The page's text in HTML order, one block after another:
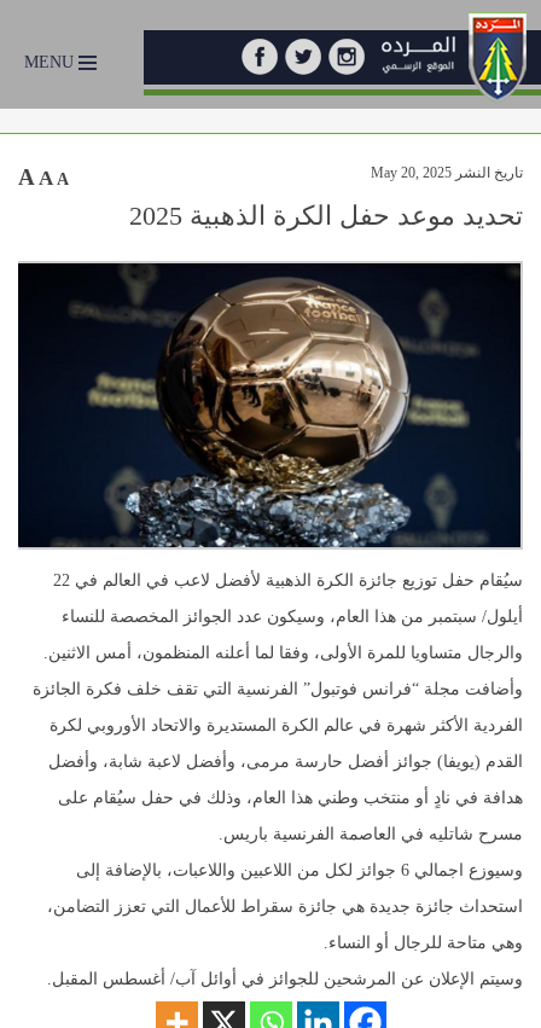
MENU
تاريخ النشر May 20, 2025 A A A
تحديد موعد حفل الكرة الذهبية 2025
سيُقام حفل توزيع جائزة الكرة الذهبية لأفضل لاعب في العالم في 22
أيلول/ سبتمبر من هذا العام، وسيكون عدد الجوائز المخصصة للنساء
والرجال متساويا للمرة الأولى، وفقا لما أعلنه المنظمون، أمس الاثنين.
وأضافت مجلة “فرانس فوتبول” الفرنسية التي تقف خلف فكرة الجائزة
الفردية الأكثر شهرة في عالم الكرة المستديرة والاتحاد الأوروبي لكرة
القدم (يويفا) جوائز أفضل حارسة مرمى، وأفضل لاعبة شابة، وأفضل
هدافة في نادٍ أو منتخب وطني هذا العام، وذلك في حفل سيُقام على
مسرح شاتليه في العاصمة الفرنسية باريس.
وسيوزع اجمالي 6 جوائز لكل من اللاعبين واللاعبات، بالإضافة إلى
استحداث جائزة جديدة هي جائزة سقراط للأعمال التي تعزز التضامن،
وهي متاحة للرجال أو النساء.
وسيتم الإعلان عن المرشحين للجوائز في أوائل آب/ أغسطس المقبل.